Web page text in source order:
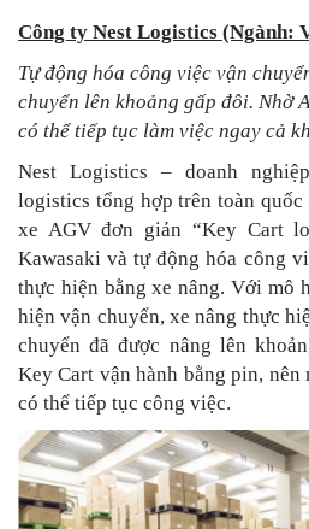
Công ty Nest Logistics (Ngành:
Tự động hóa công việc vận
chuyển lên khoảng gấp đôi. Nhờ
có thể tiếp tục làm việc ngay cả
Nest Logistics – doanh
logistics tổng hợp trên toàn quốc
xe AGV đơn giản “Key Cart
Kawasaki và tự động hóa công
thực hiện bằng xe nâng. Với mô
hiện vận chuyển, xe nâng thực
chuyển đã được nâng lên
Key Cart vận hành bằng pin,
có thể tiếp tục công việc.